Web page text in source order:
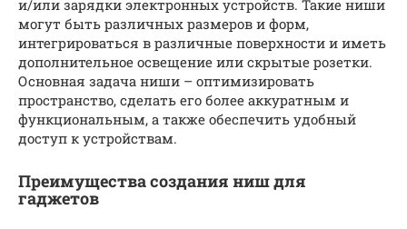
и/или зарядки электронных устройств. Такие ниши
могут быть различных размеров и форм,
интегрироваться в различные поверхности и иметь
дополнительное освещение или скрытые розетки.
Основная задача ниши – оптимизировать
пространство, сделать его более аккуратным и
функциональным, а также обеспечить удобный
доступ к устройствам.
Преимущества создания ниш для
гаджетов